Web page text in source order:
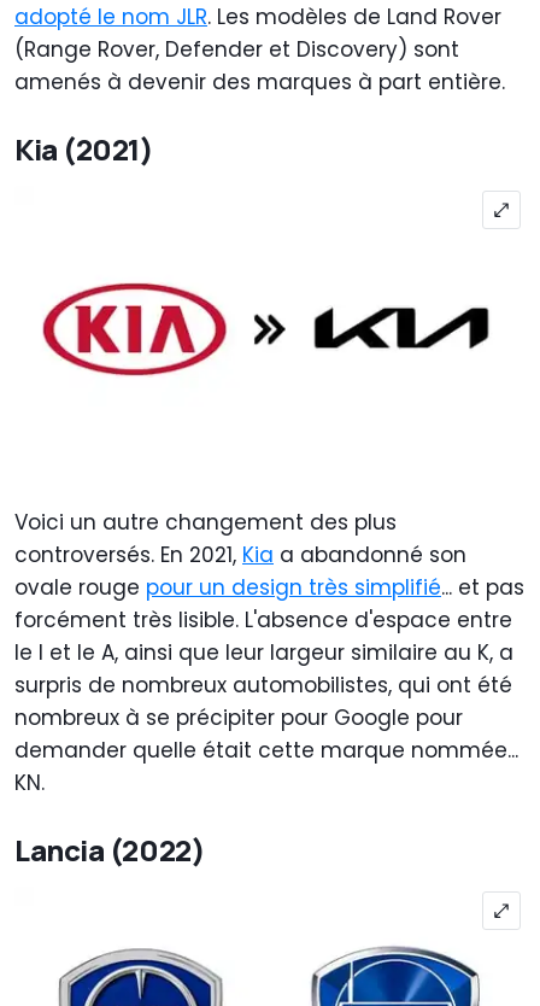
adopté le nom JLR. Les modèles de Land Rover
(Range Rover, Defender et Discovery) sont
amenés à devenir des marques à part entière.
Kia (2021)
Voici un autre changement des plus
controversés. En 2021, Kia a abandonné son
ovale rouge pour un design très simplifié... et pas
forcément très lisible. L'absence d'espace entre
le I et le A, ainsi que leur largeur similaire au K, a
surpris de nombreux automobilistes, qui ont été
nombreux à se précipiter pour Google pour
demander quelle était cette marque nommée...
KN.
Lancia (2022)